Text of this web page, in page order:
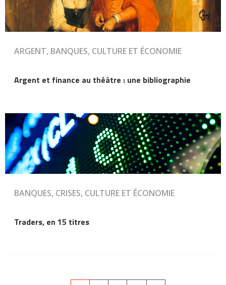
ARGENT, BANQUES, CULTURE ET ÉCONOMIE
Argent et finance au théâtre : une bibliographie
BANQUES, CRISES, CULTURE ET ÉCONOMIE
Traders, en 15 titres